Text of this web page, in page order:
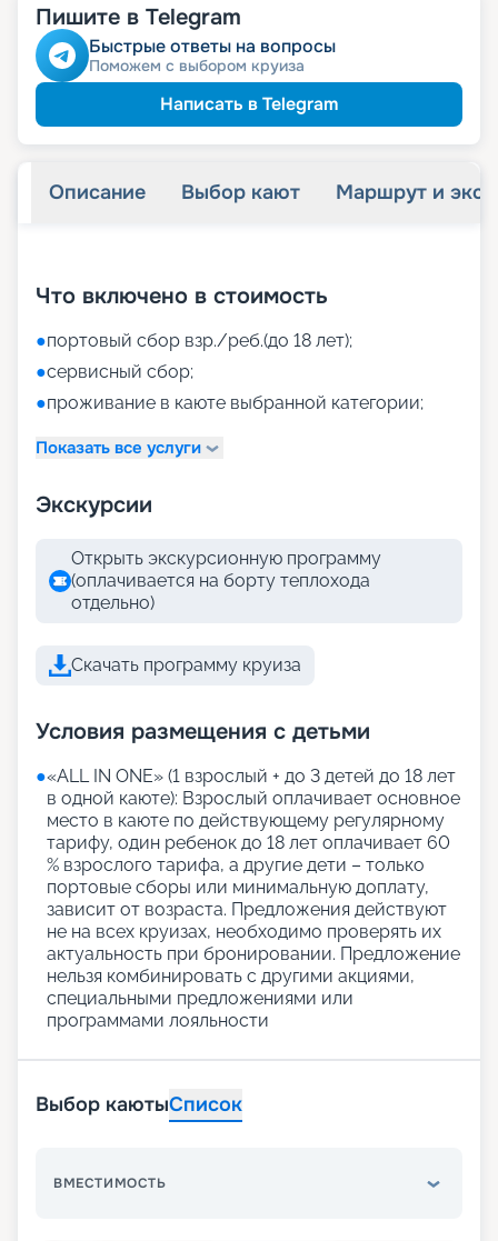
Пишите в Telegram
Быстрые ответы на вопросы
Поможем с выбором круиза
Написать в Telegram
Описание Выбор кают Маршрут и
Что включено в стоимость
●портовый сбор взр./реб.(до 18 лет);
●сервисный сбор;
●проживание в каюте выбранной категории;
Показать все услуги
Экскурсии
Открыть экскурсионную программу
(оплачивается на борту теплохода
отдельно)
Скачать программу круиза
Условия размещения с детьми
●«АLL IN ONE» (1 взрослый + до 3 детей до 18 лет
в одной каюте): Взрослый оплачивает основное
место в каюте по действующему регулярному
тарифу, один ребенок до 18 лет оплачивает 60
% взрослого тарифа, а другие дети – только
портовые сборы или минимальную доплату,
зависит от возраста. Предложения действуют
не на всех круизах, необходимо проверять их
актуальность при бронировании. Предложение
нельзя комбинировать с другими акциями,
специальными предложениями или
программами лояльности
Выбор каютыСписок
ВМЕСТИМОСТЬ